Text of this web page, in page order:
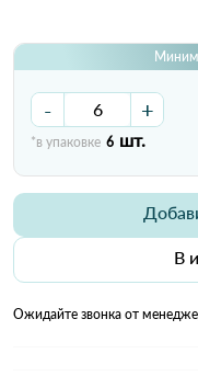
- +
*в упаковке 6 шт.
В
Ожидайте звонка от